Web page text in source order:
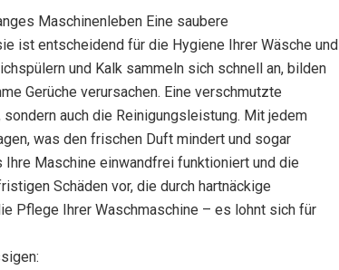
Maschinenleben Eine saubere
ist entscheidend für die Hygiene Ihrer Wäsche und
und Kalk sammeln sich schnell an, bilden
Gerüche verursachen. Eine verschmutzte
auch die Reinigungsleistung. Mit jedem
was den frischen Duft mindert und sogar
Maschine einwandfrei funktioniert und die
Schäden vor, die durch hartnäckige
Pflege Ihrer Waschmaschine – es lohnt sich für